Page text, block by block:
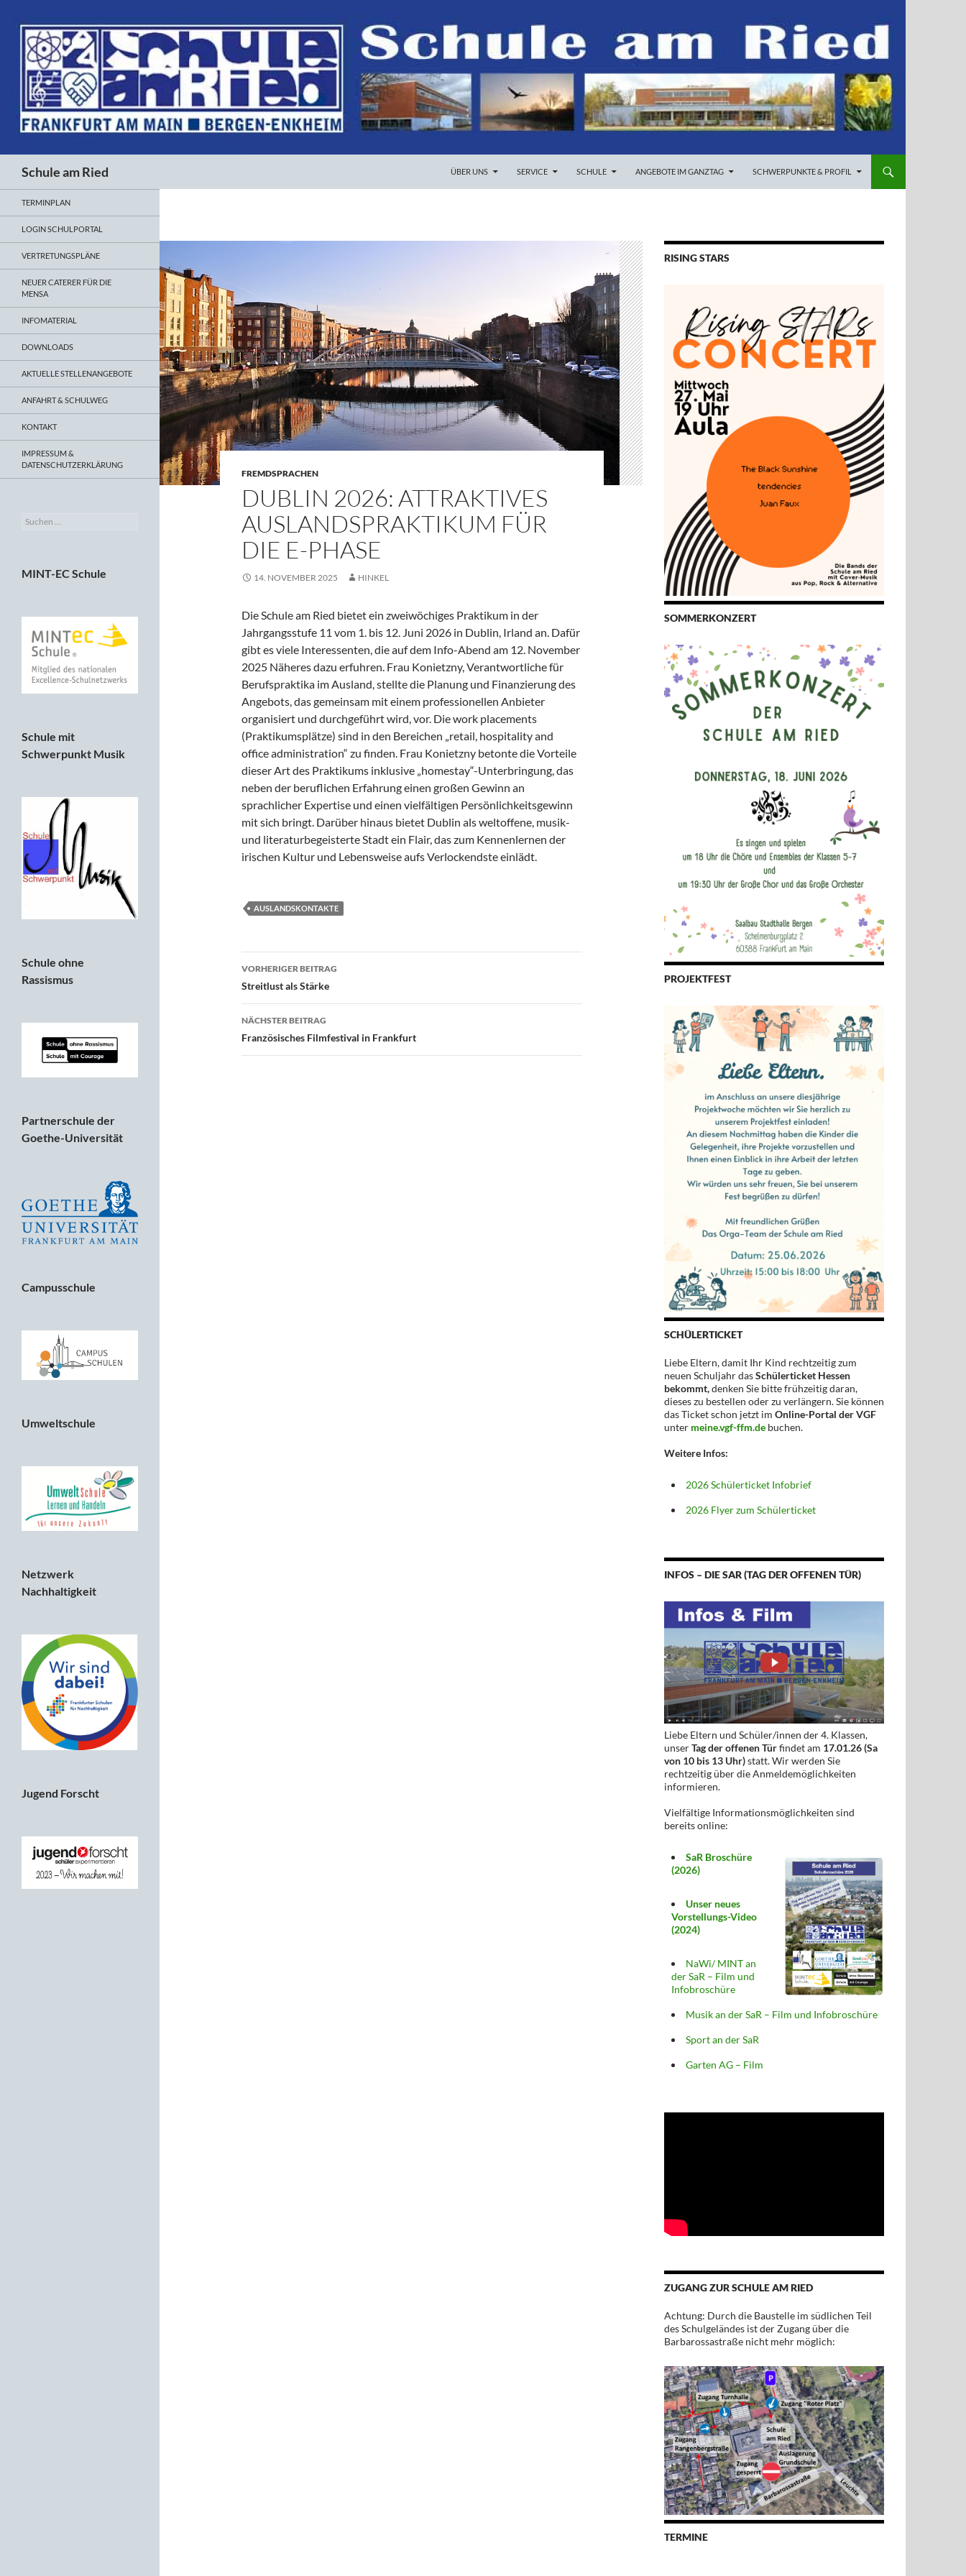
Schule am Ried
ÜBER UNS
SERVICE SCHULE ANGEBOTE IM GANZTAG SCHWERPUNKTE & PROFIL
FREMDSPRACHEN
DUBLIN 2026: ATTRAKTIVES
AUSLANDSPRAKTIKUM FÜR
DIE E-PHASE
14. NOVEMBER 2025 HINKEL
Die Schule am Ried bietet ein zweiwöchiges Praktikum in der
Jahrgangsstufe 11 vom 1. bis 12. Juni 2026 in Dublin, Irland an. Dafür
gibt es viele Interessenten, die auf dem Info-Abend am 12. November
2025 Näheres dazu erfuhren. Frau Konietzny, Verantwortliche für
Berufspraktika im Ausland, stellte die Planung und Finanzierung des
Angebots, das gemeinsam mit einem professionellen Anbieter
organisiert und durchgeführt wird, vor. Die work placements
(Praktikumsplätze) sind in den Bereichen „retail, hospitality and
office administration“ zu finden. Frau Konietzny betonte die Vorteile
dieser Art des Praktikums inklusive „homestay“-Unterbringung, das
neben der beruflichen Erfahrung einen großen Gewinn an
sprachlicher Expertise und einen vielfältigen Persönlichkeitsgewinn
mit sich bringt. Darüber hinaus bietet Dublin als weltoffene, musik-
und literaturbegeisterte Stadt ein Flair, das zum Kennenlernen der
irischen Kultur und Lebensweise aufs Verlockendste einlädt.
AUSLANDSKONTAKTE
Beitragsnavigation
VORHERIGER BEITRAG
Streitlust als Stärke
NÄCHSTER BEITRAG
Französisches Filmfestival in Frankfurt
RISING STARS
SOMMERKONZERT
PROJEKTFEST
SCHÜLERTICKET
Liebe Eltern, damit Ihr Kind rechtzeitig zum
neuen Schuljahr dasSchülerticket Hessen
bekommt,denken Sie bitte frühzeitig daran,
dieses zu bestellen oder zu verlängern. Sie können
das Ticket schon jetzt im Online-Portal der VGF
unter meine.vgf-ffm.de buchen.
Weitere Infos:
2026 Schülerticket Infobrief
2026 Flyer zum Schülerticket
INFOS – DIE SAR (TAG DER OFFENEN TÜR)
Liebe Eltern und Schüler/innen der 4. Klassen,
unserTag der offenen Türfindet am 17.01.26 (Sa
von 10 bis 13 Uhr)statt. Wir werden Sie
rechtzeitig über die Anmeldemöglichkeiten
informieren.
Vielfältige Informationsmöglichkeiten sind
bereits online:
SaR Broschüre
(2026)
Unser neues
Vorstellungs-Video
(2024)
NaWi/ MINT an
der SaR – Film und
Infobroschüre
Musik an der SaR – Film und Infobroschüre
Sport an der SaR
Garten AG – Film
ZUGANG ZUR SCHULE AM RIED
Achtung: Durch die Baustelle im südlichen Teil
des Schulgeländes ist der Zugang über die
Barbarossastraße nicht mehr möglich:
TERMINE
TERMINPLAN
LOGIN SCHULPORTAL
VERTRETUNGSPLÄNE
NEUER CATERER FÜR DIE
MENSA
INFOMATERIAL
DOWNLOADS
AKTUELLE STELLENANGEBOTE
ANFAHRT & SCHULWEG
KONTAKT
IMPRESSUM &
DATENSCHUTZERKLÄRUNG
Suchen
MINT-EC Schule
Schule mit
Schwerpunkt Musik
Schule ohne
Rassismus
Partnerschule der
Goethe-Universität
Campusschule
Umweltschule
Netzwerk
Nachhaltigkeit
Jugend Forscht